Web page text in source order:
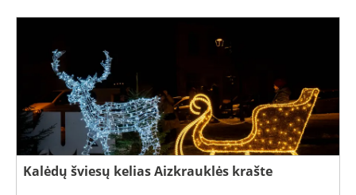
Kalėdų šviesų kelias Aizkrauklės krašte